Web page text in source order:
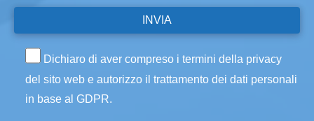
Dichiaro di aver compreso i termini della privacy
del sito web e autorizzo il trattamento dei dati personali
in base al GDPR.